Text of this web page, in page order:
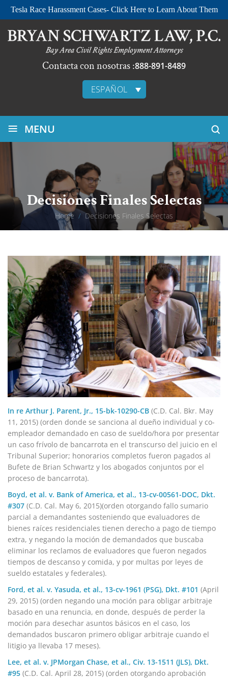
Tesla Race Harassment Cases- Click Here to Learn About Them
Contacta con nosotras :888-891-8489
ESPAÑOL
≡ MENU
Decisiones Finales Selectas
Home / Decisiones Finales Selectas
In re Arthur J. Parent, Jr., 15-bk-10290-CB (C.D. Cal. Bkr. May
11, 2015) (orden donde se sanciona al dueño individual y co-
empleador demandado en caso de sueldo/hora por presentar
un caso frívolo de bancarrota en el transcurso del juicio en el
Tribunal Superior; honorarios completos fueron pagados al
Bufete de Brian Schwartz y los abogados conjuntos por el
proceso de bancarrota).
Boyd, et al. v. Bank of America, et al., 13-cv-00561-DOC, Dkt.
#307 (C.D. Cal. May 6, 2015)(orden otorgando fallo sumario
parcial a demandantes sosteniendo que evaluadores de
bienes raíces residenciales tienen derecho a pago de tiempo
extra, y negando la moción de demandados que buscaba
eliminar los reclamos de evaluadores que fueron negados
tiempos de descanso y comida, y por multas por leyes de
sueldo estatales y federales).
Ford, et al. v. Yasuda, et al., 13-cv-1961 (PSG), Dkt. #101 (April
29, 2015) (orden negando una moción para obligar arbitraje
basado en una renuncia, en donde, después de perder la
moción para desechar asuntos básicos en el caso, los
demandados buscaron primero obligar arbitraje cuando el
litigio ya llevaba 17 meses).
Lee, et al. v. JPMorgan Chase, et al., Civ. 13-1511 (JLS), Dkt.
#95 (C.D. Cal. April 28, 2015) (orden otorgando aprobación